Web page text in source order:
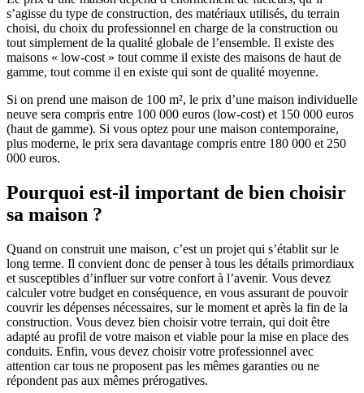
s’agisse du type de construction, des matériaux utilisés, du terrain
choisi, du choix du professionnel en charge de la construction ou
tout simplement de la qualité globale de l’ensemble. Il existe des
maisons « low-cost » tout comme il existe des maisons de haut de
gamme, tout comme il en existe qui sont de qualité moyenne.
Si on prend une maison de 100 m², le prix d’une maison individuelle
neuve sera compris entre 100 000 euros (low-cost) et 150 000 euros
(haut de gamme). Si vous optez pour une maison contemporaine,
plus moderne, le prix sera davantage compris entre 180 000 et 250
000 euros.
Pourquoi est-il important de bien choisir
sa maison ?
Quand on construit une maison, c’est un projet qui s’établit sur le
long terme. Il convient donc de penser à tous les détails primordiaux
et susceptibles d’influer sur votre confort à l’avenir. Vous devez
calculer votre budget en conséquence, en vous assurant de pouvoir
couvrir les dépenses nécessaires, sur le moment et après la fin de la
construction. Vous devez bien choisir votre terrain, qui doit être
adapté au profil de votre maison et viable pour la mise en place des
conduits. Enfin, vous devez choisir votre professionnel avec
attention car tous ne proposent pas les mêmes garanties ou ne
répondent pas aux mêmes prérogatives.